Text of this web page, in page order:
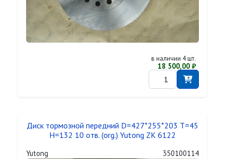
в наличии 4 шт.
18 500,00 ₽
Диск тормозной передний D=427*255*203 T=45
H=132 10 отв. (org.) Yutong ZK 6122
Yutong 350100114